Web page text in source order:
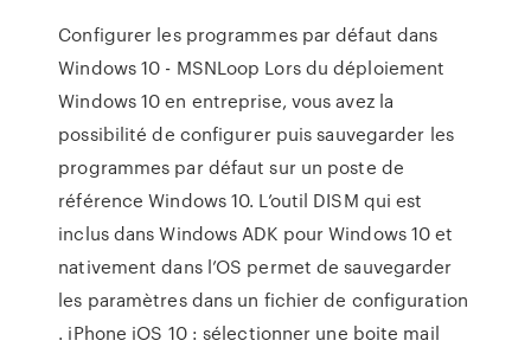
Configurer les programmes par défaut dans
Windows 10 - MSNLoop Lors du déploiement
Windows 10 en entreprise, vous avez la
possibilité de configurer puis sauvegarder les
programmes par défaut sur un poste de
référence Windows 10. L’outil DISM qui est
inclus dans Windows ADK pour Windows 10 et
nativement dans l’OS permet de sauvegarder
les paramètres dans un fichier de configuration
. iPhone iOS 10 : sélectionner une boite mail